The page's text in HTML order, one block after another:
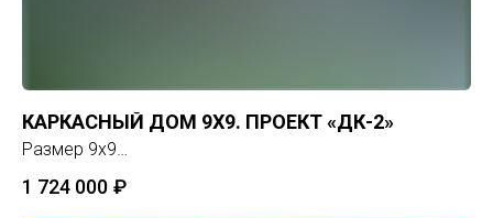
КАРКАСНЫЙ ДОМ 9Х9. ПРОЕКТ «ДК-2»
Размер 9х9
Этажей 1
1 724 000 ₽